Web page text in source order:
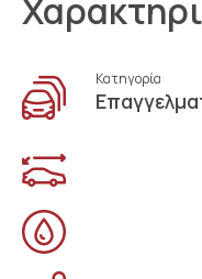
Κατηγορία